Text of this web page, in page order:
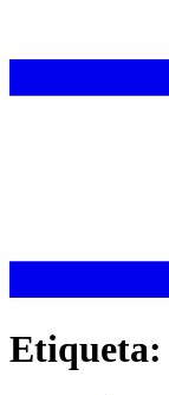
Etiqueta: